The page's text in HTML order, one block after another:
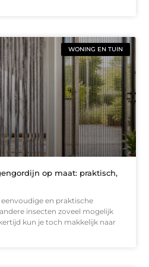
WONING EN TUIN
op maat: praktisch,
en praktische
insecten zoveel mogelijk
kun je toch makkelijk naar